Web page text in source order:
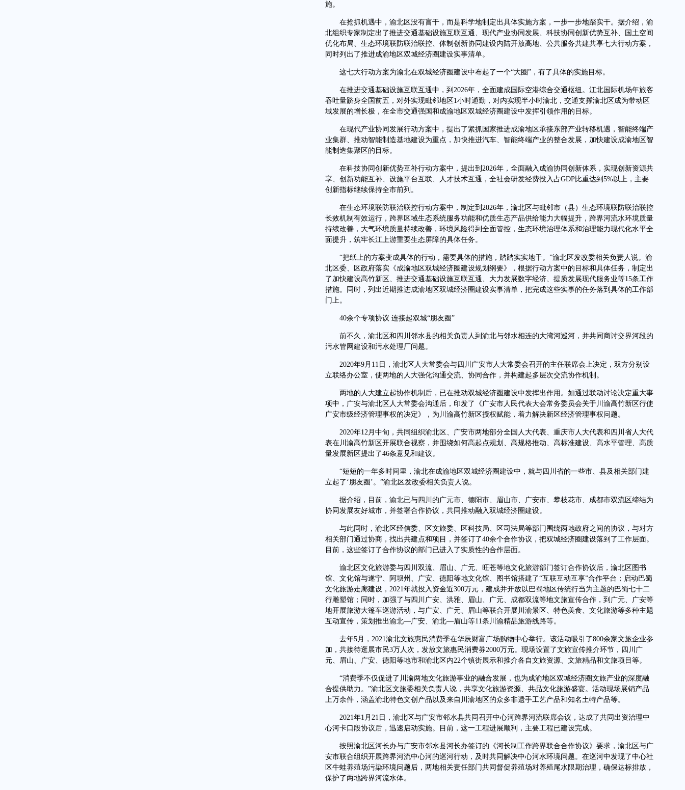
施。
在抢抓机遇中，渝北区没有盲干，而是科学地制定出具体实施方案，一步一步地踏实干。据介绍，渝
北组织专家制定出了推进交通基础设施互联互通、现代产业协同发展、科技协同创新优势互补、国土空间
优化布局、生态环境联防联治联控、体制创新协同建设内陆开放高地、公共服务共建共享七大行动方案，
同时列出了推进成渝地区双城经济圈建设实事清单。
这七大行动方案为渝北在双城经济圈建设中布起了一个“大圈”，有了具体的实施目标。
在推进交通基础设施互联互通中，到2026年，全面建成国际空港综合交通枢纽。江北国际机场年旅客
吞吐量跻身全国前五，对外实现毗邻地区1小时通勤，对内实现半小时渝北，交通支撑渝北区成为带动区
域发展的增长极，在全市交通强国和成渝地区双城经济圈建设中发挥引领作用的目标。
在现代产业协同发展行动方案中，提出了紧抓国家推进成渝地区承接东部产业转移机遇，智能终端产
业集群、推动智能制造基地建设为重点，加快推进汽车、智能终端产业的整合发展，加快建设成渝地区智
能制造集聚区的目标。
在科技协同创新优势互补行动方案中，提出到2026年，全面融入成渝协同创新体系，实现创新资源共
享、创新功能互补、设施平台互联、人才技术互通，全社会研发经费投入占GDP比重达到5%以上，主要
创新指标继续保持全市前列。
在生态环境联防联治联控行动方案中，制定到2026年，渝北区与毗邻市（县）生态环境联防联治联控
长效机制有效运行，跨界区域生态系统服务功能和优质生态产品供给能力大幅提升，跨界河流水环境质量
持续改善，大气环境质量持续改善，环境风险得到全面管控，生态环境治理体系和治理能力现代化水平全
面提升，筑牢长江上游重要生态屏障的具体任务。
“把纸上的方案变成具体的行动，需要具体的措施，踏踏实实地干。”渝北区发改委相关负责人说。渝
北区委、区政府落实《成渝地区双城经济圈建设规划纲要》，根据行动方案中的目标和具体任务，制定出
了加快建设高竹新区、推进交通基础设施互联互通、大力发展数字经济、提质发展现代服务业等15条工作
措施。同时，列出近期推进成渝地区双城经济圈建设实事清单，把完成这些实事的任务落到具体的工作部
门上。
40余个专项协议 连接起双城“朋友圈”
前不久，渝北区和四川邻水县的相关负责人到渝北与邻水相连的大湾河巡河，并共同商讨交界河段的
污水管网建设和污水处理厂问题。
2020年9月11日，渝北区人大常委会与四川广安市人大常委会召开的主任联席会上决定，双方分别设
立联络办公室，使两地的人大强化沟通交流、协同合作，并构建起多层次交流协作机制。
两地的人大建立起协作机制后，已在推动双城经济圈建设中发挥出作用。如通过联动讨论决定重大事
项中，广安与渝北区人大常委会沟通后，印发了《广安市人民代表大会常务委员会关于川渝高竹新区行使
广安市级经济管理事权的决定》，为川渝高竹新区授权赋能，着力解决新区经济管理事权问题。
2020年12月中旬，共同组织渝北区、广安市两地部分全国人大代表、重庆市人大代表和四川省人大代
表在川渝高竹新区开展联合视察，并围绕如何高起点规划、高规格推动、高标准建设、高水平管理、高质
量发展新区提出了46条意见和建议。
“短短的一年多时间里，渝北在成渝地区双城经济圈建设中，就与四川省的一些市、县及相关部门建
立起了‘朋友圈’。”渝北区发改委相关负责人说。
据介绍，目前，渝北已与四川的广元市、德阳市、眉山市、广安市、攀枝花市、成都市双流区缔结为
协同发展友好城市，并签署合作协议，共同推动融入双城经济圈建设。
与此同时，渝北区经信委、区文旅委、区科技局、区司法局等部门围绕两地政府之间的协议，与对方
相关部门通过协商，找出共建点和项目，并签订了40余个合作协议，把双城经济圈建设落到了工作层面。
目前，这些签订了合作协议的部门已进入了实质性的合作层面。
渝北区文化旅游委与四川双流、眉山、广元、旺苍等地文化旅游部门签订合作协议后，渝北区图书
馆、文化馆与遂宁、阿坝州、广安、德阳等地文化馆、图书馆搭建了“互联互动互享”合作平台；启动巴蜀
文化旅游走廊建设，2021年就投入资金近300万元，建成并开放以巴蜀地区传统行当为主题的巴蜀七十二
行雕塑馆；同时，加强了与四川广安、洪雅、眉山、广元、成都双流等地文旅宣传合作，到广元、广安等
地开展旅游大篷车巡游活动，与广安、广元、眉山等联合开展川渝景区、特色美食、文化旅游等多种主题
互动宣传，策划推出渝北—广安、渝北—眉山等11条川渝精品旅游线路等。
去年5月，2021渝北文旅惠民消费季在华辰财富广场购物中心举行。该活动吸引了800余家文旅企业参
加，共接待逛展市民3万人次，发放文旅惠民消费券2000万元。现场设置了文旅宣传推介环节，四川广
元、眉山、广安、德阳等地市和渝北区内22个镇街展示和推介各自文旅资源、文旅精品和文旅项目等。
“消费季不仅促进了川渝两地文化旅游事业的融合发展，也为成渝地区双城经济圈文旅产业的深度融
合提供助力。”渝北区文旅委相关负责人说，共享文化旅游资源、共品文化旅游盛宴。活动现场展销产品
上万余件，涵盖渝北特色文创产品以及来自川渝地区的众多非遗手工艺产品和知名土特产品等。
2021年1月21日，渝北区与广安市邻水县共同召开中心河跨界河流联席会议，达成了共同出资治理中
心河卡口段协议后，迅速启动实施。目前，这一工程进展顺利，主要工程已建设完成。
按照渝北区河长办与广安市邻水县河长办签订的《河长制工作跨界联合合作协议》要求，渝北区与广
安市联合组织开展跨界河流中心河的巡河行动，及时共同解决中心河水环境问题。在巡河中发现了中心社
区牛蛙养殖场污染环境问题后，两地相关责任部门共同督促养殖场对养殖尾水限期治理，确保达标排放，
保护了两地跨界河流水体。